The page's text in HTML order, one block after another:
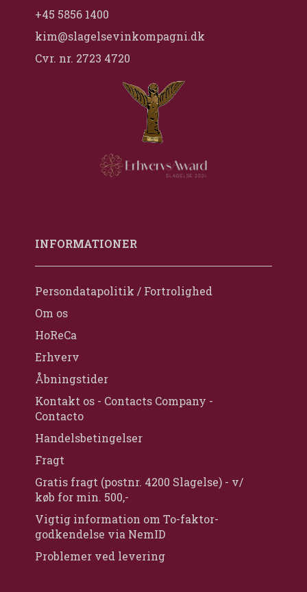
+45 5856 1400
kim@slagelsevinkompagni.dk
Cvr. nr. 2723 4720
INFORMATIONER
Persondatapolitik / Fortrolighed
Om os
HoReCa
Erhverv
Åbningstider
Kontakt os - Contacts Company -
Contacto
Handelsbetingelser
Fragt
Gratis fragt (postnr. 4200 Slagelse) - v/
køb for min. 500,-
Vigtig information om To-faktor-
godkendelse via NemID
Problemer ved levering